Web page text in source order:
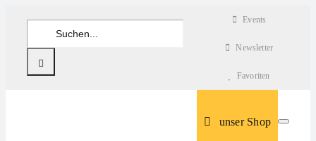
springen
nach:
Events
Newsletter
Favoriten
unser Shop